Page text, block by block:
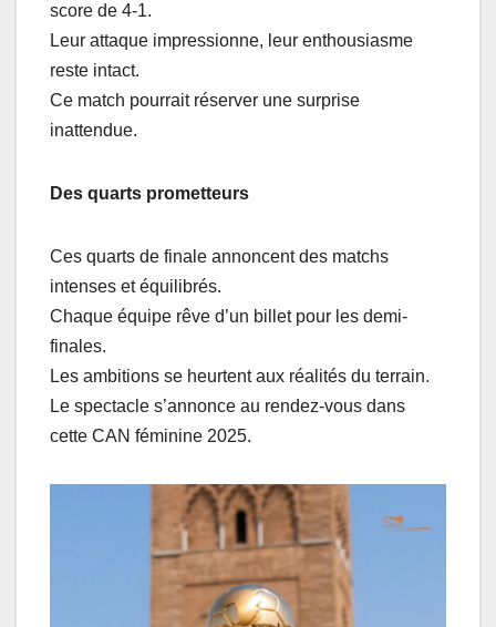
score de 4-1.
Leur attaque impressionne, leur enthousiasme
reste intact.
Ce match pourrait réserver une surprise
inattendue.
Des quarts prometteurs
Ces quarts de finale annoncent des matchs
intenses et équilibrés.
Chaque équipe rêve d’un billet pour les demi-
finales.
Les ambitions se heurtent aux réalités du terrain.
Le spectacle s’annonce au rendez-vous dans
cette CAN féminine 2025.